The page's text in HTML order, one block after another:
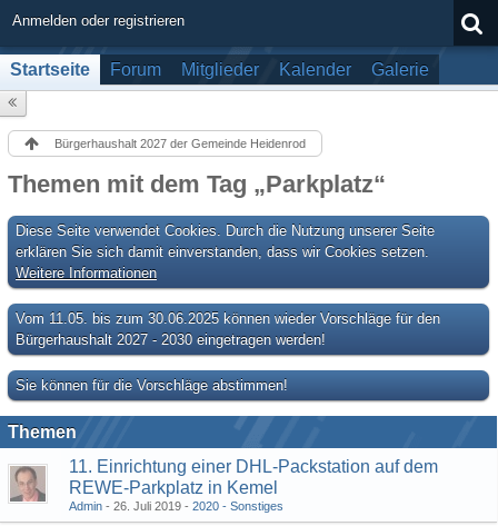
Anmelden oder registrieren
Startseite Forum Mitglieder Kalender Galerie
Bürgerhaushalt 2027 der Gemeinde Heidenrod
Themen mit dem Tag „Parkplatz“
Diese Seite verwendet Cookies. Durch die Nutzung unserer Seite
erklären Sie sich damit einverstanden, dass wir Cookies setzen.
Weitere Informationen
Vom 11.05. bis zum 30.06.2025 können wieder Vorschläge für den
Bürgerhaushalt 2027 - 2030 eingetragen werden!
Sie können für die Vorschläge abstimmen!
Themen
11. Einrichtung einer DHL-Packstation auf dem
REWE-Parkplatz in Kemel
Admin 26. Juli 2019 2020 - Sonstiges